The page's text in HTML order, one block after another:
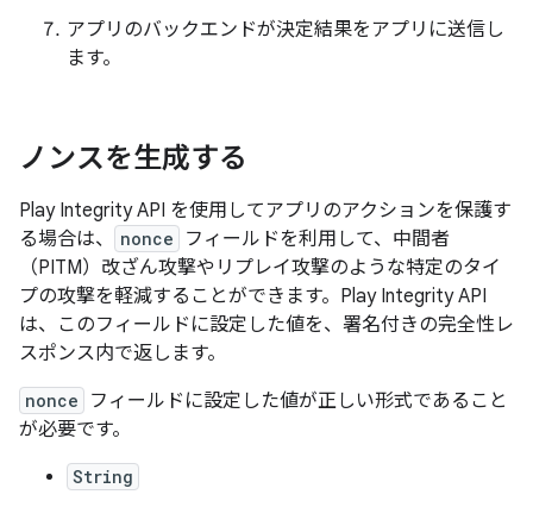
アプリのバックエンドが決定結果をアプリに送信し
ます。
ノンスを生成する
Play Integrity API を使用してアプリのアクションを保護す
る場合は、
nonce
フィールドを利用して、中間者
（PITM）改ざん攻撃やリプレイ攻撃のような特定のタイ
プの攻撃を軽減することができます。Play Integrity API
は、このフィールドに設定した値を、署名付きの完全性レ
スポンス内で返します。
nonce
フィールドに設定した値が正しい形式であること
が必要です。
String